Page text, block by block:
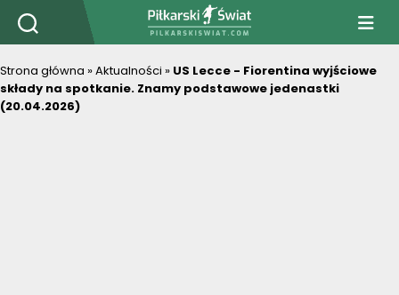
PiłkarskiSwiat.com
Strona główna »Aktualności » US Lecce - Fiorentina wyjściowe
składy na spotkanie. Znamy podstawowe jedenastki
(20.04.2026)